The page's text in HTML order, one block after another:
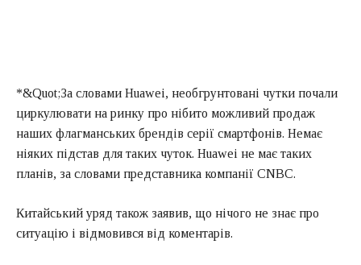
*&Quot;За словами Huawei, необгрунтовані чутки почали
циркулювати на ринку про нібито можливий продаж
наших флагманських брендів серії смартфонів. Немає
ніяких підстав для таких чуток. Huawei не має таких
планів, за словами представника компанії CNBC.
Китайський уряд також заявив, що нічого не знає про
ситуацію і відмовився від коментарів.